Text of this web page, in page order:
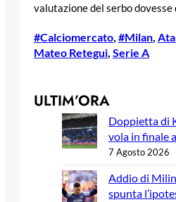
valutazione del serbo dovesse
#Calciomercato #Milan
Mateo Retegui Serie A
ULTIM’ORA
Doppietta di
vola in finale
7 Agosto 2026
Addio di
spunta